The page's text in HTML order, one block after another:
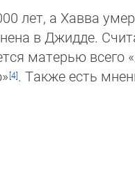
лет, а Хавва
в Джидде.
матерью всего
. Также есть